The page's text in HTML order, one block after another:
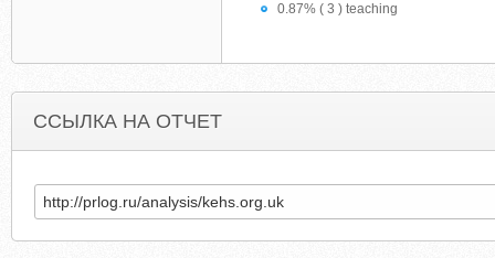
0.87% ( 3 ) teaching
ССЫЛКА НА ОТЧЕТ